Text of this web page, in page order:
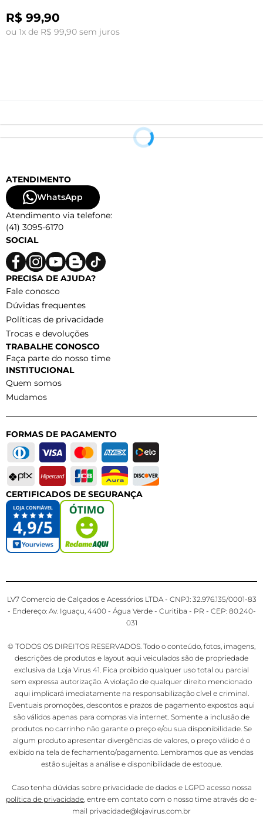
R$ 99,90
ou 1x de R$ 99,90 sem juros
ATENDIMENTO
WhatsApp
Atendimento via telefone:
(41) 3095-6170
SOCIAL
PRECISA DE AJUDA?
Fale conosco
Dúvidas frequentes
Políticas de privacidade
Trocas e devoluções
TRABALHE CONOSCO
Faça parte do nosso time
INSTITUCIONAL
Quem somos
Mudamos
FORMAS DE PAGAMENTO
CERTIFICADOS DE SEGURANÇA
LV7 Comercio de Calçados e Acessórios LTDA - CNPJ: 32.976.135/0001-83
- Endereço: Av. Iguaçu, 4400 - Água Verde - Curitiba - PR - CEP: 80.240-
031
© TODOS OS DIREITOS RESERVADOS. Todo o conteúdo, fotos, imagens,
descrições de produtos e layout aqui veiculados são de propriedade
exclusiva da Loja Virus 41. Fica proibido qualquer uso total ou parcial
sem expressa autorização. A violação de qualquer direito mencionado
aqui implicará imediatamente na responsabilização cível e criminal.
Eventuais promoções, descontos e prazos de pagamento expostos aqui
são válidos apenas para compras via internet. Somente a inclusão de
produtos no carrinho não garante o preço e/ou sua disponibilidade. Se
algum produto apresentar divergências de valores, o preço válido é o
exibido na tela de fechamento/pagamento. Lembramos que as vendas
estão sujeitas a análise e disponibilidade de estoque.
Caso tenha dúvidas sobre privacidade de dados e LGPD acesso nossa
política de privacidade , entre em contato com o nosso time através do e-
mail privacidade@lojavirus.com.br